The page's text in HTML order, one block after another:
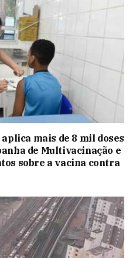
mais de 8 mil doses
de Multivacinação e
sobre a vacina contra